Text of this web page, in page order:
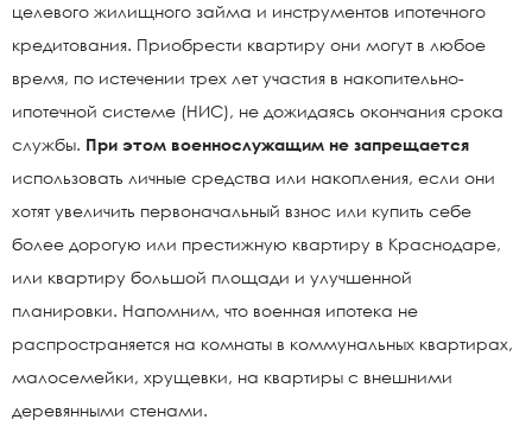
целевого жилищного займа и инструментов ипотечного
кредитования. Приобрести квартиру они могут в любое
время, по истечении трех лет участия в накопительно-
ипотечной системе (НИС), не дожидаясь окончания срока
службы. При этом военнослужащим не запрещается
использовать личные средства или накопления, если они
хотят увеличить первоначальный взнос или купить себе
более дорогую или престижную квартиру в Краснодаре,
или квартиру большой площади и улучшенной
планировки. Напомним, что военная ипотека не
распространяется на комнаты в коммунальных квартирах,
малосемейки, хрущевки, на квартиры с внешними
деревянными стенами.